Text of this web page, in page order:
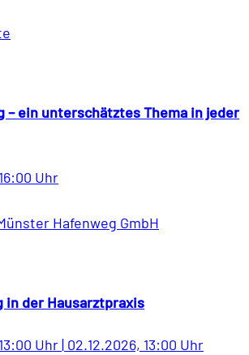
– ein unterschätztes Thema in jeder
Uhr
Hafenweg GmbH
in der Hausarztpraxis
Uhr| 02.12.2026, 13:00 Uhr